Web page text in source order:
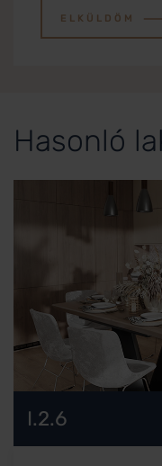
ELKÜLDÖM
Hasonló
I.2.6